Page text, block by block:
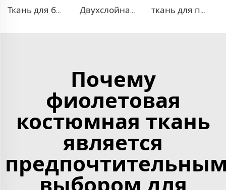
Ткань для блейзера TR в рубчик Двухслойная ткань для платья TR ткань для платья 100% лиоцелл, похожая на лен
Почему
фиолетовая
костюмная ткань
является
выбором для